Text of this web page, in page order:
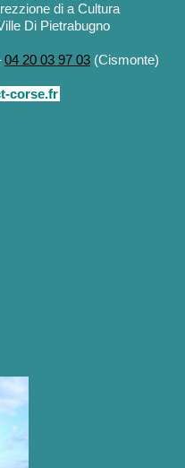
di a Cultura
Di Pietrabugno
04 20 03 97 03 (Cismonte)
corse.fr